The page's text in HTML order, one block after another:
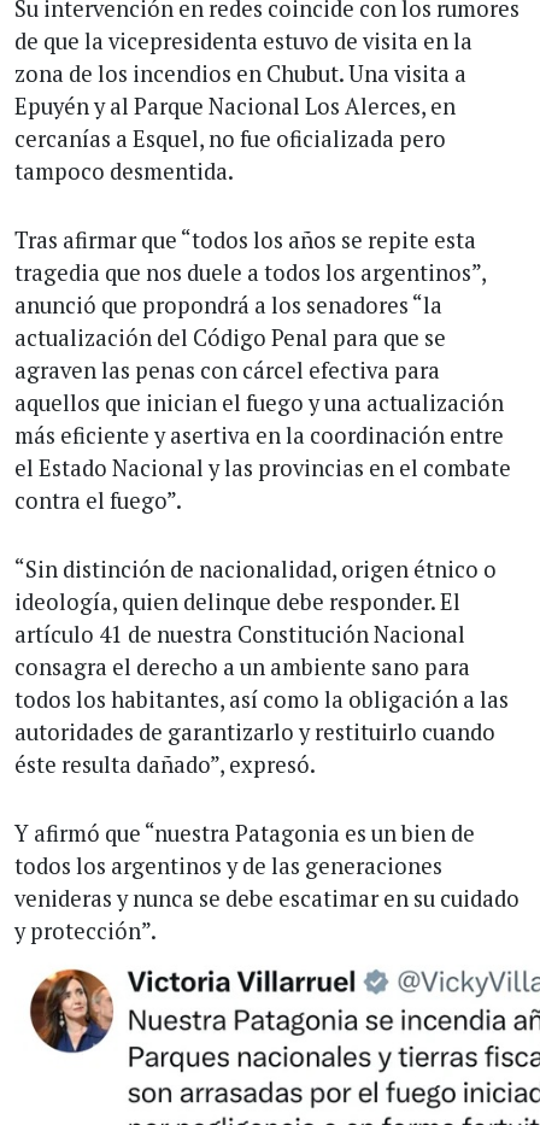
Su intervención en redes coincide con los rumores
de que la vicepresidenta estuvo de visita en la
zona de los incendios en Chubut. Una visita a
Epuyén y al Parque Nacional Los Alerces, en
cercanías a Esquel, no fue oficializada pero
tampoco desmentida.
Tras afirmar que “todos los años se repite esta
tragedia que nos duele a todos los argentinos”,
anunció que propondrá a los senadores “la
actualización del Código Penal para que se
agraven las penas con cárcel efectiva para
aquellos que inician el fuego y una actualización
más eficiente y asertiva en la coordinación entre
el Estado Nacional y las provincias en el combate
contra el fuego”.
“Sin distinción de nacionalidad, origen étnico o
ideología, quien delinque debe responder. El
artículo 41 de nuestra Constitución Nacional
consagra el derecho a un ambiente sano para
todos los habitantes, así como la obligación a las
autoridades de garantizarlo y restituirlo cuando
éste resulta dañado”, expresó.
Y afirmó que “nuestra Patagonia es un bien de
todos los argentinos y de las generaciones
venideras y nunca se debe escatimar en su cuidado
y protección”.